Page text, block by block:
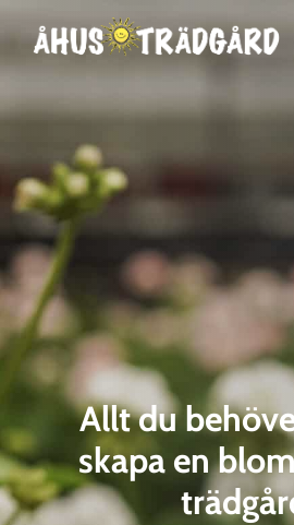
Allt du
skapa en